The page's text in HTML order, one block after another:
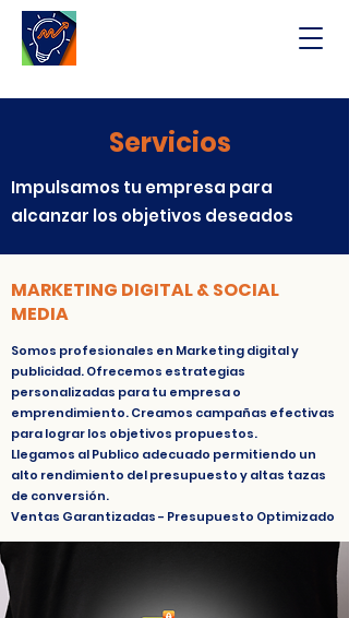
Servicios
Impulsamos tu empresa para
alcanzar los objetivos deseados
MARKETING DIGITAL & SOCIAL
MEDIA
Somos profesionales en Marketing digital y
publicidad. Ofrecemos estrategias
personalizadas para tu empresa o
emprendimiento. Creamos campañas efectivas
para lograr los objetivos propuestos.
Llegamos al Publico adecuado permitiendo un
alto rendimiento del presupuesto y altas tazas
de conversión.
Ventas Garantizadas - Presupuesto Optimizado